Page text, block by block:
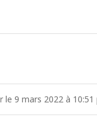
le 9 mars 2022 à